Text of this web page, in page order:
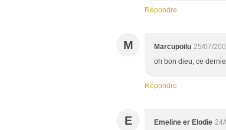
Répondre
M Marcupoilu 25/07/
oh bon dieu, ce
Répondre
E Emeline er Elodie